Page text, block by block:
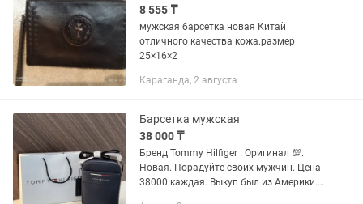
8 555 ₸
мужская барсетка новая Китай
отличного качества кожа.размер
25×16×2
Караганда, 2 августа
Барсетка мужская
38 000 ₸
Бренд Tommy Hilfiger . Оригинал 💯.
Новая. Порадуйте своих мужчин. Цена
38000 каждая. Выкуп был из Америки.